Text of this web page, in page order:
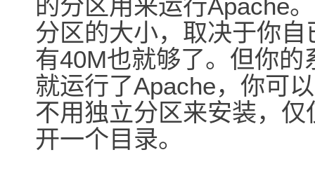
的分区用来运行Apache
分区的大小，取决于你
有40M也就够了。但你的
就运行了Apache，你可
不用独立分区来安装，仅
开一个目录。